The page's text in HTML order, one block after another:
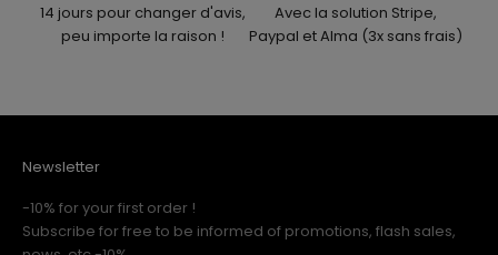
14 jours pour changer d'avis,
peu importe la raison !
Avec la solution Stripe,
Paypal et Alma (3x sans frais)
Newsletter
-10% for your first order !
Subscribe for free to be informed of promotions, flash sales,